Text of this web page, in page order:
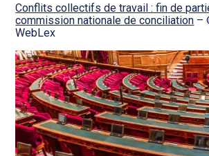
Conflits collectifs de travail : fin de
commission nationale de conciliation –
WebLex